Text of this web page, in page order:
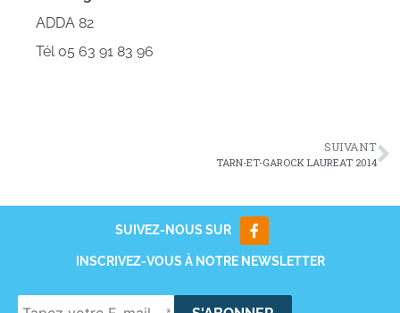
ADDA 82
Tél 05 63 91 83 96
SUIVANT
TARN-ET-GAROCK LAUREAT 2014
SUIVEZ-NOUS SUR
INSCRIVEZ-VOUS À NOTRE NEWSLETTER